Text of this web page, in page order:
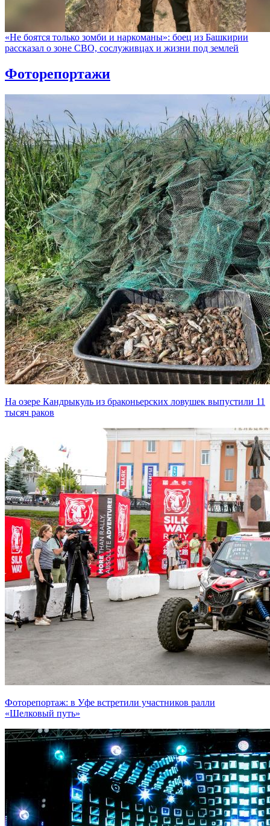
«Не боятся только зомби и наркоманы»: боец из Башкирии
рассказал о зоне СВО, сослуживцах и жизни под землей
Фоторепортажи
На озере Кандрыкуль из браконьерских ловушек выпустили 11
тысяч раков
Фоторепортаж: в Уфе встретили участников ралли
«Шелковый путь»